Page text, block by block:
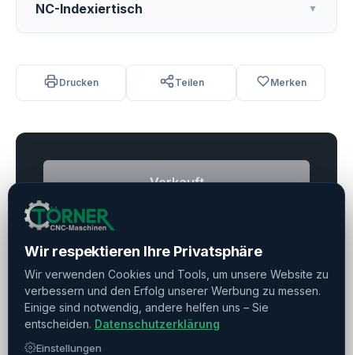
NC-Indexiertisch ▼
Drucken Teilen Merken
Verkauft
Haben Sie weitere Fragen?
Kontaktieren Sie uns!
Frage stellen
Direkte Beratung
Wir respektieren Ihre Privatsphäre
Wir verwenden Cookies und Tools, um unsere Website zu
verbessern und den Erfolg unserer Werbung zu messen.
Einige sind notwendig, andere helfen uns – Sie
entscheiden. Datenschutzerklärung
Einstellungen